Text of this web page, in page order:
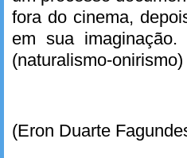
fora do cinema,
em sua
(naturalismo-
(Eron Duarte